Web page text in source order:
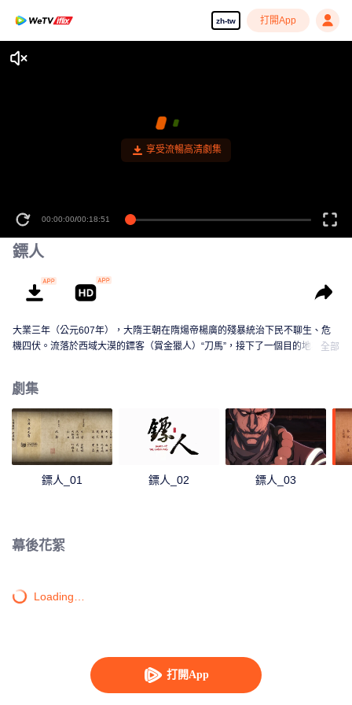
zh-tw 打開App
打開App
享受流暢高清劇集
00:00:00/00:18:51
鏢人
大業三年（公元607年），大隋王朝在隋煬帝楊廣的殘暴統治下民不聊生、危
機四伏。流落於西域大漠的鏢客（賞金獵人）“刀馬”，接下了一個目的地為隋朝
不是中原朝廷的真正目的，一次牽動天下命運的旅途就此拉開帷幕……
全部
劇集
鏢人_01 鏢人_02 鏢人_03
幕後花絮
Loading…